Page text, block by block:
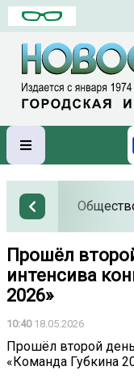
Прошёл
интенсива
2026»
10:4018.05.2026
Прошёл второй
«Команда Губкина